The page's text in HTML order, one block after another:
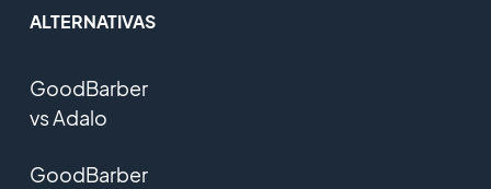
ALTERNATIVAS
GoodBarber
vs Adalo
GoodBarber